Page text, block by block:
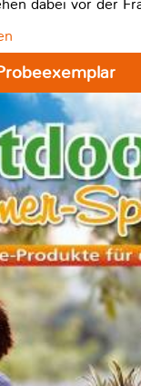
dabei vor der